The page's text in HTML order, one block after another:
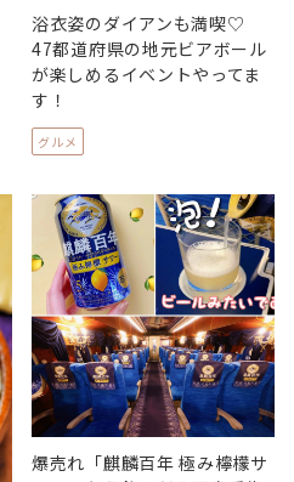
浴衣姿のダイアンも満喫♡
47都道府県の地元ビアボール
が楽しめるイベントやってま
す！
グルメ
爆売れ「麒麟百年 極み檸檬サ